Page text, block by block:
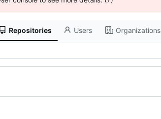
Repositories Users Organizations